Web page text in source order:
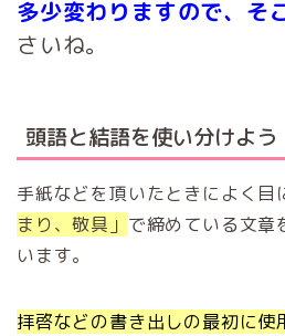
多少変わりますので、そ
さいね。
頭語と結語を使い分けよう
手紙などを頂いたときによく目
まり、敬具」 で締めている文章
います。
拝啓などの書き出しの最初に使